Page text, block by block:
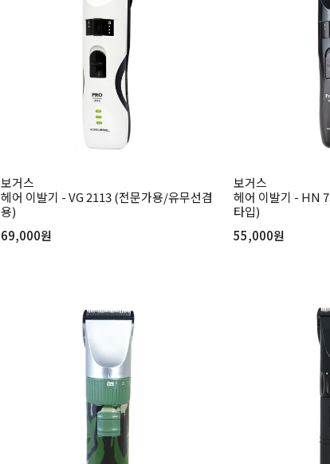
보거스
헤어 이발기 - VG 2113 (전문가용/유무선겸
용)
69,000원
보거스
헤어 이발기 - HN
타입)
55,000원